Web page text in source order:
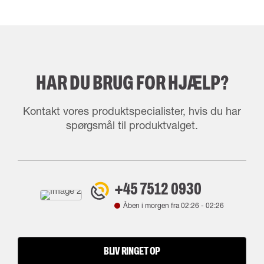
HAR DU BRUG FOR HJÆLP?
Kontakt vores produktspecialister, hvis du har
spørgsmål til produktvalget.
+45 7512 0930
Åben i morgen fra02:26 - 02:26
BLIV RINGET OP